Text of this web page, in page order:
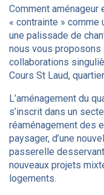
Comment aménageur
« contrainte » comme
une palissade de
nous vous proposons
collaborations
Cours St Laud,
L’aménagement du
s’inscrit dans un
réaménagement des
paysager, d’une
passerelle
nouveaux projets
logements.